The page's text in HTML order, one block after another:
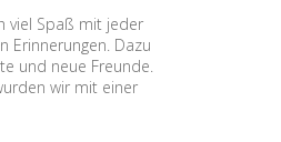
viel Spaß mit jeder
Erinnerungen. Dazu
und neue Freunde.
wir mit einer